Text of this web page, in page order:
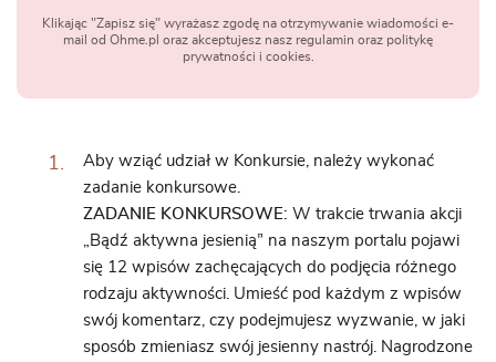
Klikając "Zapisz się" wyrażasz zgodę na otrzymywanie wiadomości e-
mail od Ohme.pl oraz akceptujesz nasz regulamin oraz politykę
prywatności i cookies.
Aby wziąć udział w Konkursie, należy wykonać
zadanie konkursowe.
ZADANIE KONKURSOWE: W trakcie trwania akcji
„Bądź aktywna jesienią” na naszym portalu pojawi
się 12 wpisów zachęcających do podjęcia różnego
rodzaju aktywności. Umieść pod każdym z wpisów
swój komentarz, czy podejmujesz wyzwanie, w jaki
sposób zmieniasz swój jesienny nastrój. Nagrodzone